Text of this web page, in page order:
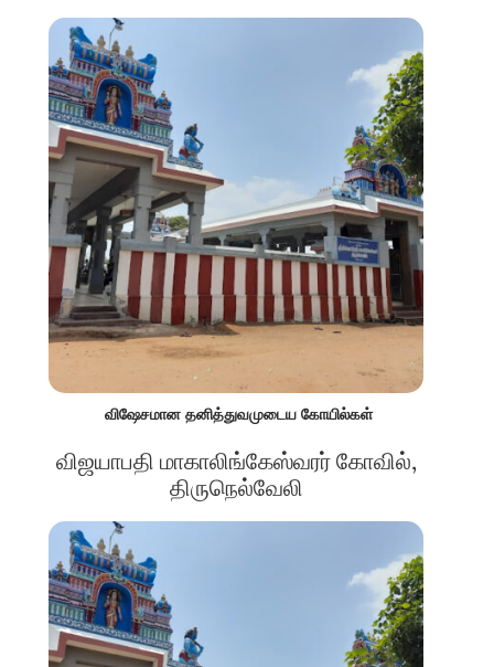
விஷேசமான தனித்துவமுடைய கோயில்கள்
விஜயாபதி மாகாலிங்கேஸ்வரர் கோவில்,
திருநெல்வேலி